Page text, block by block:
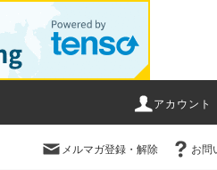
アカウント
メルマガ登録・解除 お問